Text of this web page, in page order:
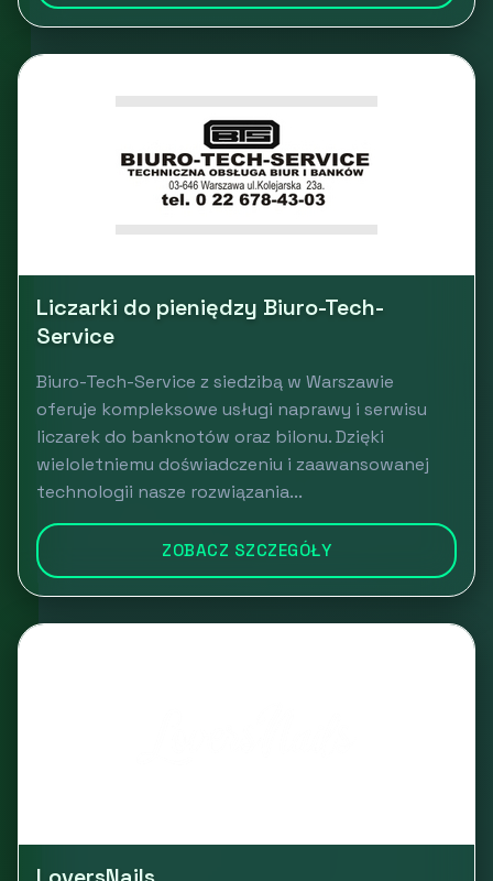
Liczarki do pieniędzy Biuro-Tech-
Service
Biuro-Tech-Service z siedzibą w Warszawie
oferuje kompleksowe usługi naprawy i serwisu
liczarek do banknotów oraz bilonu. Dzięki
wieloletniemu doświadczeniu i zaawansowanej
technologii nasze rozwiązania...
ZOBACZ SZCZEGÓŁY